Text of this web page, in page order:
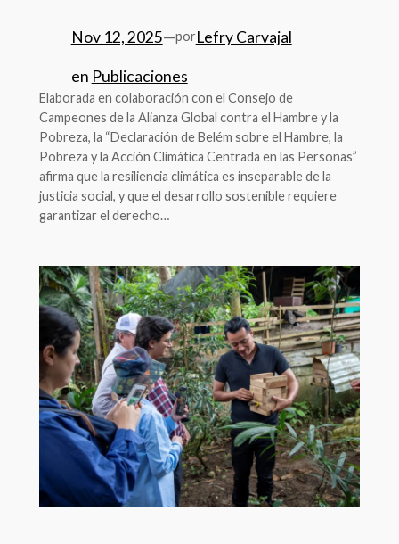
Nov 12, 2025—porLefry Carvajal
en Publicaciones
Elaborada en colaboración con el Consejo de
Campeones de la Alianza Global contra el Hambre y la
Pobreza, la “Declaración de Belém sobre el Hambre, la
Pobreza y la Acción Climática Centrada en las Personas”
afirma que la resiliencia climática es inseparable de la
justicia social, y que el desarrollo sostenible requiere
garantizar el derecho…